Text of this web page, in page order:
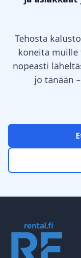
Tehosta
koneita muille
nopeasti
jo tänään